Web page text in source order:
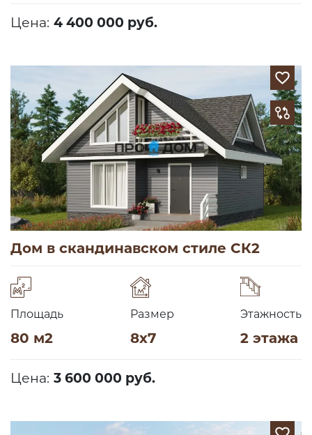
Цена: 4 400 000 руб.
Дом в скандинавском стиле СК2
Площадь
80 м2
Размер
8х7
Этажность
2 этажа
Цена: 3 600 000 руб.